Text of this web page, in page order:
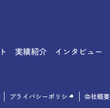
実績紹介 インタビュー
プライバシーポリシー 会社概要